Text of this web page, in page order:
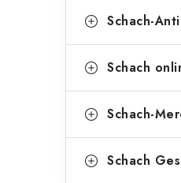
Schach-
Schach
Schach-
Schach